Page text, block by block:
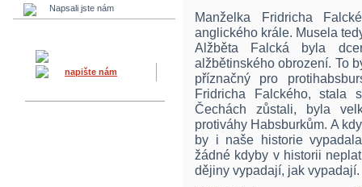
Napsali jste nám
napište nám
Manželka Fridricha
anglického krále. Musela
Alžběta Falcká byla
alžbětinského obrození. To
příznačný pro
Fridricha Falckého,
Čechách zůstali, byla
protiváhy Habsburkům. A
by i naše historie
žádné kdyby v historii
dějiny vypadají, jak vypadají.